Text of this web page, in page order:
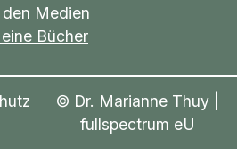
den Medien
Bücher
© Dr. Marianne Thuy |
fullspectrum eU